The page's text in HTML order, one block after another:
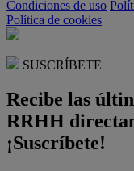
Condiciones de uso
Política de cookies
SUSCRÍBETE
Recibe las
RRHH
¡Suscríbete!